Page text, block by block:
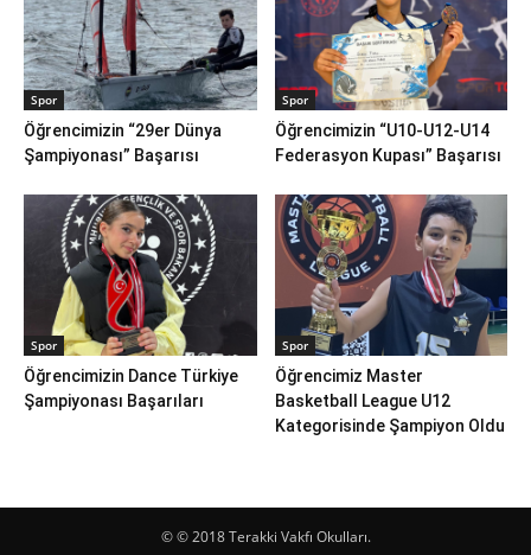
Spor
Öğrencimizin “29er Dünya
Şampiyonası” Başarısı
Spor
Öğrencimizin “U10-U12-U14
Federasyon Kupası” Başarısı
Spor
Öğrencimizin Dance Türkiye
Şampiyonası Başarıları
Spor
Öğrencimiz Master
Basketball League U12
Kategorisinde Şampiyon Oldu
© © 2018 Terakki Vakfı Okulları.